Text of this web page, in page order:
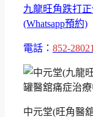
九龍旺角跌打
(Whatsapp預約)
電話： 852-
中元堂(旺角醫